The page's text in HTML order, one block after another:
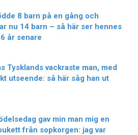
8 barn på en gång och
nu 14 barn – så här ser hennes
år senare
Tysklands vackraste man, med
utseende: så här såg han ut
gav min man mig en
från sopkorgen: jag var